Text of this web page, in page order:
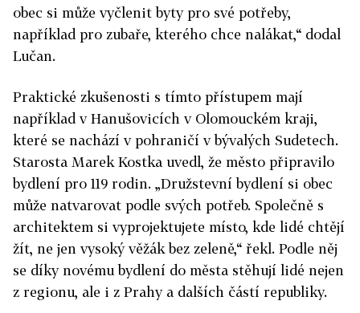
obec si může vyčlenit byty pro své potřeby,
například pro zubaře, kterého chce nalákat,“ dodal
Lučan.
Praktické zkušenosti s tímto přístupem mají
například v Hanušovicích v Olomouckém kraji,
které se nachází v pohraničí v bývalých Sudetech.
Starosta Marek Kostka uvedl, že město připravilo
bydlení pro 119 rodin. „Družstevní bydlení si obec
může natvarovat podle svých potřeb. Společně s
architektem si vyprojektujete místo, kde lidé chtějí
žít, ne jen vysoký věžák bez zeleně,“ řekl. Podle něj
se díky novému bydlení do města stěhují lidé nejen
z regionu, ale i z Prahy a dalších částí republiky.